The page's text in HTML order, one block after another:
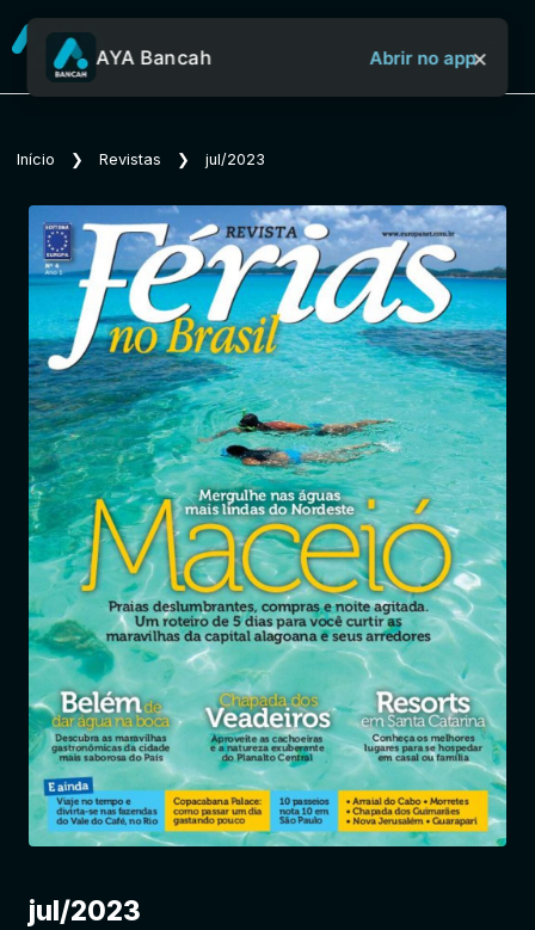
Sobre o Aya Bancah
Início
Revistas
Jornais
Notícias
Entrar
AYA Bancah Abrir no app×
Início ❯ Revistas ❯ jul/2023
jul/2023